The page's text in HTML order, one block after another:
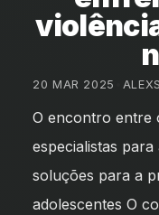
20 MAR 2025
O encontro entre
especialistas
soluções para a
adolescentes O